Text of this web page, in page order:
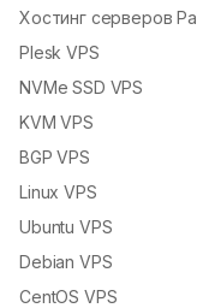
Хостинг серверов
Plesk VPS
NVMe SSD VPS
KVM VPS
BGP VPS
Linux VPS
Ubuntu VPS
Debian VPS
CentOS VPS